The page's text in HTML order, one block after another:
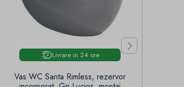
Livrare in 24 ore
Vas WC Santa Rimless, rezervor
